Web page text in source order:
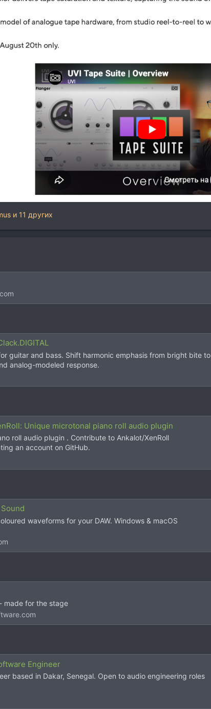
и 11 других
guitar and bass. Shift harmonic emphasis from bright bite to
analog-modeled response.
Unique microtonal piano roll audio plugin
roll audio plugin . Contribute to Ankalot/XenRoll
an account on GitHub.
waveforms for your DAW. Windows & macOS
made for the stage
Engineer
based in Dakar, Senegal. Open to audio engineering roles